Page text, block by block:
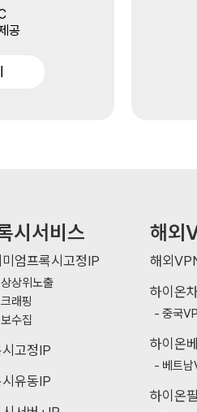
공
시서비스
엄프록시고정IP
상위노출
래핑
수집
고정IP
유동IP
해외
해외
하이온
중국
하이온
베트
하이온